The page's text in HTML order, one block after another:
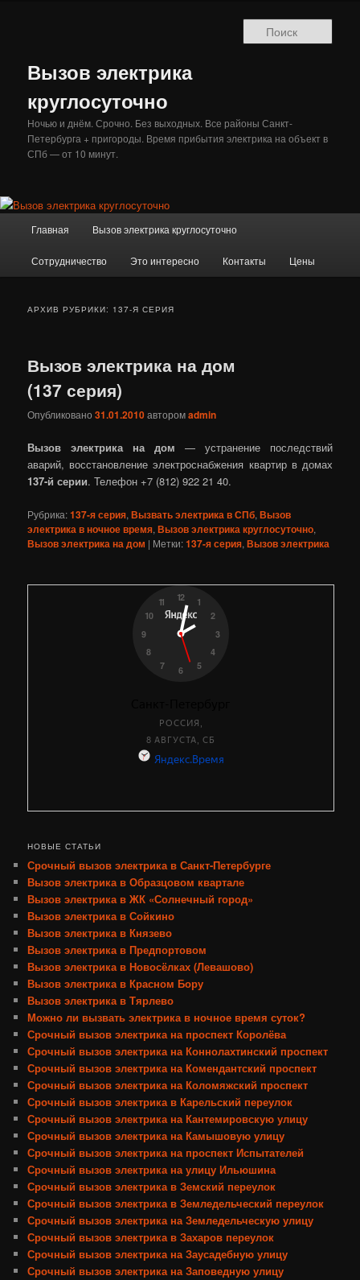
Вызов электрика
круглосуточно
Ночью и днём. Срочно. Без выходных. Все районы Санкт-
Петербурга + пригороды. Время прибытия электрика на объект в
СПб — от 10 минут.
Главная Вызов электрика круглосуточно
Сотрудничество Это интересно Контакты Цены
АРХИВ РУБРИКИ: 137-Я СЕРИЯ
Вызов электрика на дом
(137‎ серия)
Опубликовано31.01.2010авторомadmin
Вызов электрика на дом — устранение последствий
аварий, восстановление электроснабжения квартир в домах
137‎-й серии. Телефон +7 (812) 922 21 40.
Рубрика:137-я серия,Вызвать электрика в СПб,Вызов
электрика в ночное время,Вызов электрика круглосуточно,
Вызов электрика на дом | Метки:137-я серия,Вызов электрика
НОВЫЕ СТАТЬИ
Срочный вызов электрика в Санкт-Петербурге
Вызов электрика в Образцовом квартале
Вызов электрика в ЖК «Солнечный город»
Вызов электрика в Сойкино
Вызов электрика в Князево
Вызов электрика в Предпортовом
Вызов электрика в Новосёлках (Левашово)
Вызов электрика в Красном Бору
Вызов электрика в Тярлево
Можно ли вызвать электрика в ночное время суток?
Срочный вызов электрика на проспект Королёва
Срочный вызов электрика на Коннолахтинский проспект
Срочный вызов электрика на Комендантский проспект
Срочный вызов электрика на Коломяжский проспект
Срочный вызов электрика в Карельский переулок
Срочный вызов электрика на Кантемировскую улицу
Срочный вызов электрика на Камышовую улицу
Срочный вызов электрика на проспект Испытателей
Срочный вызов электрика на улицу Ильюшина
Срочный вызов электрика в Земский переулок
Срочный вызов электрика в Земледельческий переулок
Срочный вызов электрика на Земледельческую улицу
Срочный вызов электрика в Захаров переулок
Срочный вызов электрика на Заусадебную улицу
Срочный вызов электрика на Заповедную улицу